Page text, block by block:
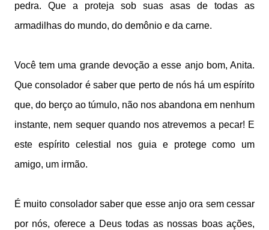
pedra. Que a proteja sob suas asas de todas as
armadilhas do mundo, do demônio e da carne.
Você tem uma grande devoção a esse anjo bom, Anita.
Que consolador é saber que perto de nós há um espírito
que, do berço ao túmulo, não nos abandona em nenhum
instante, nem sequer quando nos atrevemos a pecar! E
este espírito celestial nos guia e protege como um
amigo, um irmão.
É muito consolador saber que esse anjo ora sem cessar
por nós, oferece a Deus todas as nossas boas ações,